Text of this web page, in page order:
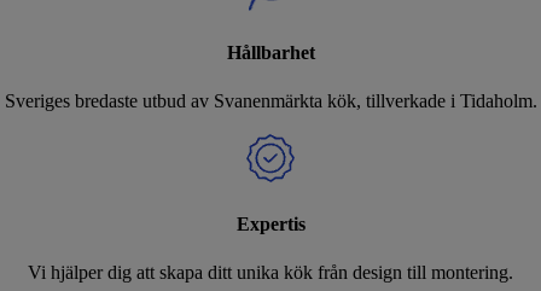
Hållbarhet
Sveriges bredaste utbud av Svanenmärkta kök, tillverkade i Tidaholm.
Expertis
Vi hjälper dig att skapa ditt unika kök från design till montering.